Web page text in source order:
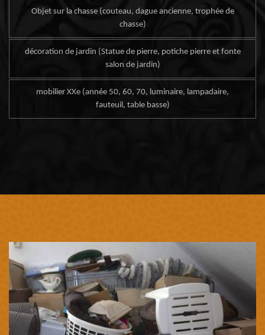
Objet sur la chasse (couteau, dague ancienne, trophée de
chasse)
décoration de jardin (Statue de pierre, potiche pierre et fonte
salon de jardin)
mobilier XXe (année 50, 60, 70, luminaire, lampadaire,
fauteuil, table basse)